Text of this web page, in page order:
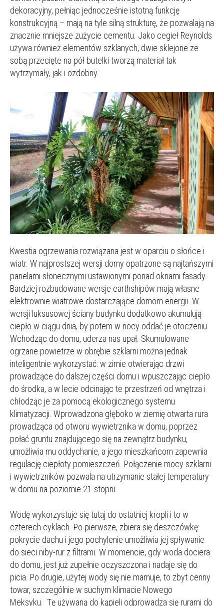
dekoracyjny, pełniąc jednocześnie istotną funkcję
konstrukcyjną – mają na tyle silną strukturę, że pozwalają na
znacznie mniejsze zużycie cementu. Jako cegieł Reynolds
używa również elementów szklanych, dwie sklejone ze
sobą przecięte na pół butelki tworzą materiał tak
wytrzymały, jak i ozdobny.
Kwestia ogrzewania rozwiązana jest w oparciu o słońce i
wiatr. W najprostszej wersji domy opatrzone są najtańszymi
panelami słonecznymi ustawionymi ponad oknami fasady.
Bardziej rozbudowane wersje earthshipów mają własne
elektrownie wiatrowe dostarczające domom energii. W
wersji luksusowej ściany budynku dodatkowo akumulują
ciepło w ciągu dnia, by potem w nocy oddać je otoczeniu.
Wchodząc do domu, uderza nas upał. Skumulowane
ogrzane powietrze w obrębie szklarni można jednak
inteligentnie wykorzystać: w zimie otwierając drzwi
prowadzące do dalszej części domu i wpuszczając ciepło
do środka, a w lecie odcinając te przestrzeń od wnętrza i
chłodząc je za pomocą ekologicznego systemu
klimatyzacji. Wprowadzona głęboko w ziemię otwarta rura
prowadząca od otworu wywietrznika w domu, poprzez
połać gruntu znajdującego się na zewnątrz budynku,
umożliwia mu oddychanie, a jego mieszkańcom zapewnia
regulację ciepłoty pomieszczeń. Połączenie mocy szklarni
i wywietrzników pozwala na utrzymanie stałej temperatury
w domu na poziomie 21 stopni.
Wodę wykorzystuje się tutaj do ostatniej kropli i to w
czterech cyklach. Po pierwsze, zbiera się deszczówkę:
pokrycie dachu i jego pochylenie umożliwia jej spływanie
do sieci niby-rur z filtrami. W momencie, gdy woda dociera
do domu, jest już zupełnie oczyszczona i nadaje się do
picia. Po drugie, użytej wody się nie marnuje, to zbyt cenny
towar, szczególnie w suchym klimacie Nowego
Meksyku. Tę używaną do kąpieli odprowadza się rurami do